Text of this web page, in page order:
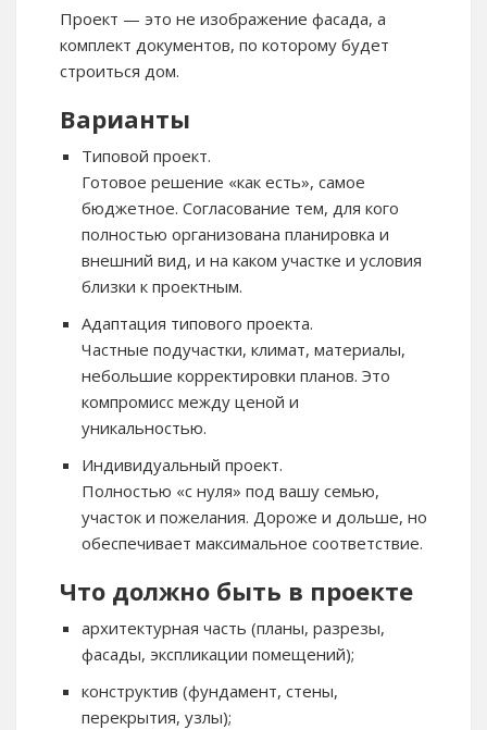
Проект — это не изображение фасада, а
комплект документов, по которому будет
строиться дом.
Варианты
Типовой проект.
Готовое решение «как есть», самое
бюджетное. Согласование тем, для кого
полностью организована планировка и
внешний вид, и на каком участке и условия
близки к проектным.
Адаптация типового проекта.
Частные подучастки, климат, материалы,
небольшие корректировки планов. Это
компромисс между ценой и
уникальностью.
Индивидуальный проект.
Полностью «с нуля» под вашу семью,
участок и пожелания. Дороже и дольше, но
обеспечивает максимальное соответствие.
Что должно быть в проекте
архитектурная часть (планы, разрезы,
фасады, экспликации помещений);
конструктив (фундамент, стены,
перекрытия, узлы);